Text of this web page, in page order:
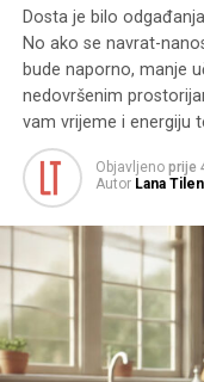
Dosta je bilo
No ako se navrat-
bude naporno, manje
nedovršenim
vam vrijeme i energiju
Objavljeno prije
Autor Lana Tilen